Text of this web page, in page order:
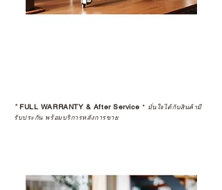
*FULL WARRANTY & After Service * มั่นใจได้กับสินค้ามี
รับประกัน พร้อมบริการหลังการขาย